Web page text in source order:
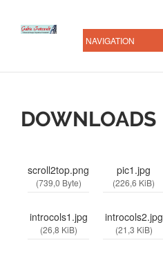
DOWNLOADS
scroll2top.png
(739,0 Byte)
pic1.jpg
(226,6 KiB)
introcols1.jpg
(26,8 KiB)
introcols2.jpg
(21,3 KiB)